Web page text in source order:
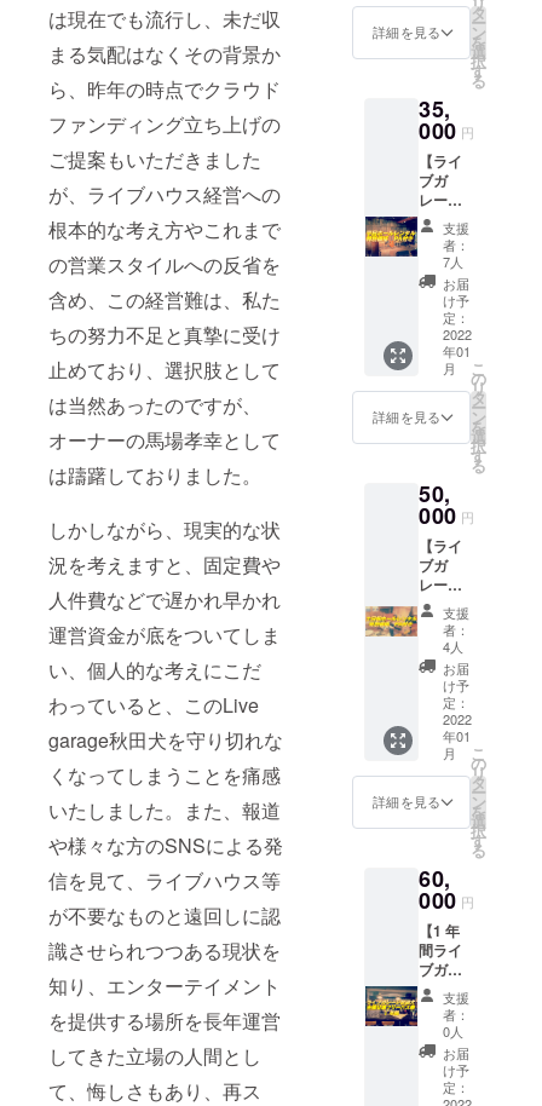
は現在でも流行し、未だ収
まる気配はなくその背景か
ら、昨年の時点でクラウド
ファンディング立ち上げの
ご提案もいただきました
が、ライブハウス経営への
根本的な考え方やこれまで
の営業スタイルへの反省を
含め、この経営難は、私た
ちの努力不足と真摯に受け
止めており、選択肢として
は当然あったのですが、
オーナーの馬場孝幸として
は躊躇しておりました。
しかしながら、現実的な状
況を考えますと、固定費や
人件費などで遅かれ早かれ
運営資金が底をついてしま
い、個人的な考えにこだ
わっていると、このLive
garage秋田犬を守り切れな
くなってしまうことを痛感
いたしました。また、報道
や様々な方のSNSによる発
信を見て、ライブハウス等
が不要なものと遠回しに認
識させられつつある現状を
知り、エンターテイメント
を提供する場所を長年運営
してきた立場の人間とし
て、悔しさもあり、再ス
ベント
等、ド
トの利
用が出
来ない
場合が
ありま
す。 ※
ドリン
クチ
ケット
に使用
期限は
ありま
せん。
いつで
も来ら
にご使
用いた
場時の
ドリン
ク
チャー
ジの代
わりに
は使え
ませ
ん。 ※
リター
ンのお
受け取
りは、
店頭ま
たは郵
選択が
可能で
支援時
にお選
びくだ
さい。
※支援金
額は、
申し込
み時に
「上乗
せ支
援」が
可能で
す。 も
ださい
ますよ
す。 感
謝の
メッ
セージ
として
のあり
がとう
動画は
メール
にて送
らせて
いただ
きま
す。 ※
主催が
ガレー
ジ秋田
ベント
等、ド
リンク
チケッ
トの利
用が出
来ない
場合が
ありま
す。 ※
ドリン
クチ
ケット
に使用
期限は
せん。
いつで
にご使
用いた
だけま
す。 入
場時の
ドリン
ク
チャー
ジの代
わりに
は使え
ませ
ベント
等、ド
用が出
来ない
場合が
ありま
す。 ※
ドリン
クチ
ケット
に使用
期限は
ありま
せん。
いつで
も来ら
れた時
にご使
用いた
ドリン
ク
チャー
ジの代
わりに
は使え
ませ
ん。 ※
リター
ンのお
受け取
りは、
店頭ま
たは郵
送での
可能で
す、ご
びくだ
さい。
※支援金
額は、
申し込
み時に
「上乗
せ支
援」が
可能で
す。 も
ちろ
ルTシャ
ツ サ
イ
ズ:S,M,
ずれか
・帽子
・あり
がとう
動
画
・ドリ
ンクチ
ケット
2枚 ・
馬場孝
幸オリ
ジナル
曲『old
Folks
』本人
歌唱動
＝＝ ラ
イブガ
レージ
秋田
犬 オ
リジナ
ルTシャ
ツ概要
サイ
ズ：
S,M,L,L
生産と
なりま
すの
で、
メー
により
仕様が
変更に
なる可
能性が
ござい
ます。
予めご
了承く
ださい
ますよ
うお願
詳細を見る
タ
ー
ン
を
選
択
す
る
35,
000 円
【ライ
ブガ
レージ
秋田
犬 貸
切券
（平
日）】
通常平
日ホー
ルレン
タル ※
今回の
プロ
ジェク
ト限定
にレン
タルで
きま
す！ 定
価 通
常、PA
付きで
（税込
40000
円→
諸々込
みで
30,000
円） ・
平日
ホール
ル 8時
りがと
う動画
有効期
限はラ
イブガ
レージ
秋田犬
が存続
してい
る限り
可能で
す。 感
支援
者：
7人
お届
け予
定：
2022
年01
月
詳細を見る
こ
の
リ
タ
ー
ン
を
選
択
す
る
50,
000 円
【ライ
ブガ
レージ
秋田
犬 貸
切券
（土日
祝）】
通常土
日祝
ホール
レンタ
ル ※今
回のプ
ロジェ
クト限
得にレ
ンタル
できま
す！ 定
価 通
常、PA
付きで
（税込
90000
円→
諸々込
支援
者：
4人
お届
け予
定：
2022
年01
月
詳細を見る
こ
の
リ
タ
ー
ン
を
選
択
す
る
60,
000 円
【1 年
間ライ
ブガ
レージ
秋田
犬 主
催公演
フリー
パス
支援
者：
0人
お届
け予
定：